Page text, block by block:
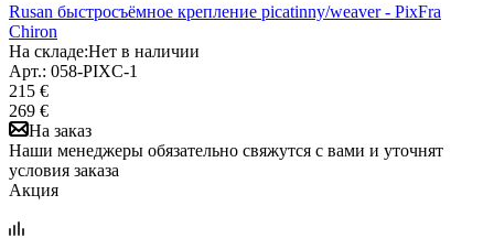
Rusan быстросъёмное крепление picatinny/weaver - PixFra
Chiron
На складе:Нет в наличии
Арт.: 058-PIXC-1
215 €
269 €
На заказ
Наши менеджеры обязательно свяжутся с вами и уточнят
условия заказа
Акция